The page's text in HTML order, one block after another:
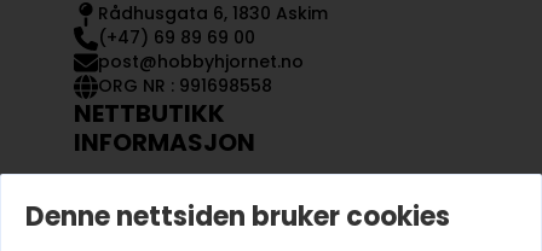
Rådhusgata 6, 1830 Askim
(+47) 69 89 69 00
post@hobbyhjornet.no
ORG NR : 991698558
NETTBUTIKK
INFORMASJON
OM OSS
Denne nettsiden bruker cookies